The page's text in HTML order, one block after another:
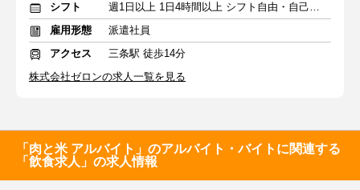
シフト
週1日以上 1日4時間以上 シフト自由・自己申告
雇用形態
派遣社員
アクセス
三条駅 徒歩14分
株式会社ゼロンの求人一覧を見る
「肉と米 アルバイト」のアルバイト・バイトに関連する
「飲食求人」の求人情報